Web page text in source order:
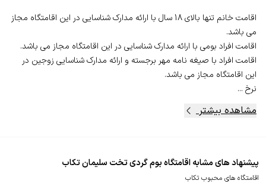
اقامت خانم تنها بالای 18 سال با ارائه مدارک شناسایی در این اقامتگاه مجاز
اقامت افراد با صیغه نامه مهر برجسته و ارائه مدارک شناسایی زوجین در
نرخ ...
مشاهده بیشتر
پیشنهاد های مشابه اقامتگاه بوم گردی تخت سلیمان تکاب
اقامتگاه های محبوب تکاب